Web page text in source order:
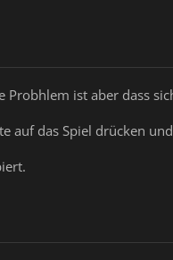
Probhlem ist aber dass
auf das Spiel drücken